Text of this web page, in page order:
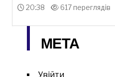
20:38 617 переглядів
МЕТА
Увійти